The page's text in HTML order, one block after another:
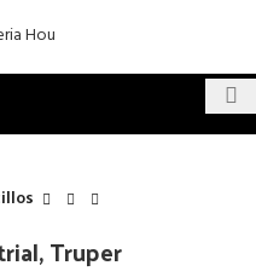
Truper